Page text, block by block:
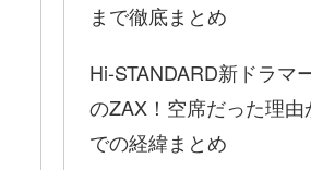
まで徹底まとめ
Hi-STANDARD新ドラマ
のZAX！空席だった理由
での経緯まとめ